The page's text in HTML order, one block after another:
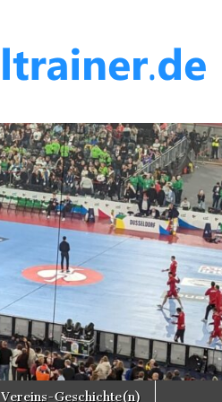
Vereins-Geschichte(n)